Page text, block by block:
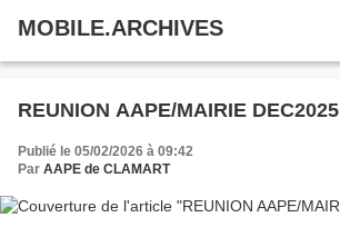
MOBILE.ARCHIVES
REUNION AAPE/MAIRIE DEC2025
Publié le 05/02/2026 à 09:42
Par AAPE de CLAMART